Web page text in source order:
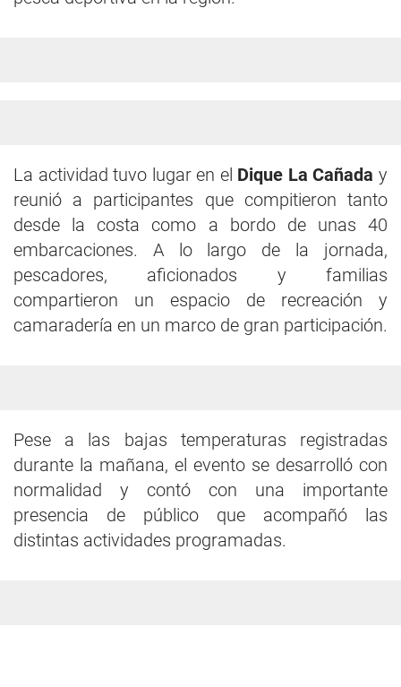
La actividad tuvo lugar en el Dique La Cañada y
reunió a participantes que compitieron tanto
desde la costa como a bordo de unas 40
embarcaciones. A lo largo de la jornada,
pescadores, aficionados y familias
compartieron un espacio de recreación y
camaradería en un marco de gran participación.
Pese a las bajas temperaturas registradas
durante la mañana, el evento se desarrolló con
normalidad y contó con una importante
presencia de público que acompañó las
distintas actividades programadas.